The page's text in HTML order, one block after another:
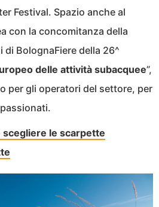
Festival. Spazio anche al
con la concomitanza della
di BolognaFiere della 26^
delle attività subacquee”,
per gli operatori del settore, per
scegliere le scarpette